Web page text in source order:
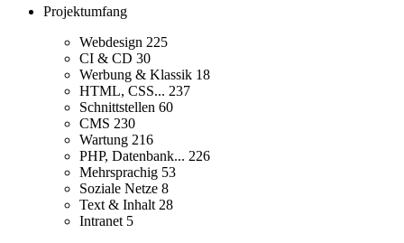
Projektumfang
Webdesign 225
CI & CD 30
Werbung & Klassik 18
HTML, CSS... 237
Schnittstellen 60
CMS 230
Wartung 216
PHP, Datenbank... 226
Mehrsprachig 53
Soziale Netze 8
Text & Inhalt 28
Intranet 5